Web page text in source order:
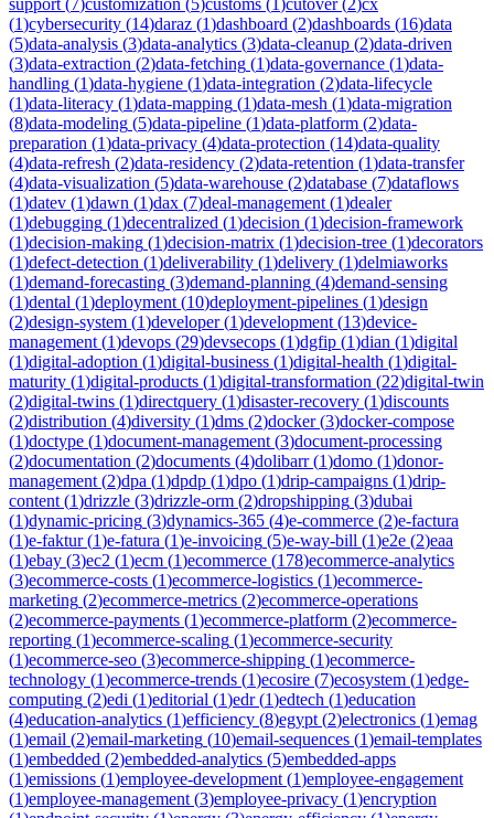
(1)cybersecurity (14)daraz (1)dashboard (2)dashboards (16)data
(5)data-analysis (3)data-analytics (3)data-cleanup (2)data-driven
(3)data-extraction (2)data-fetching (1)data-governance (1)data-
handling (1)data-hygiene (1)data-integration (2)data-lifecycle
(1)data-literacy (1)data-mapping (1)data-mesh (1)data-migration
(8)data-modeling (5)data-pipeline (1)data-platform (2)data-
preparation (1)data-privacy (4)data-protection (14)data-quality
(4)data-refresh (2)data-residency (2)data-retention (1)data-transfer
(4)data-visualization (5)data-warehouse (2)database (7)dataflows
(1)datev (1)dawn (1)dax (7)deal-management (1)dealer
(1)debugging (1)decentralized (1)decision (1)decision-framework
(1)decision-making (1)decision-matrix (1)decision-tree (1)decorators
(1)defect-detection (1)deliverability (1)delivery (1)delmiaworks
(1)demand-forecasting (3)demand-planning (4)demand-sensing
(1)dental (1)deployment (10)deployment-pipelines (1)design
(2)design-system (1)developer(1)development (13)device-
management (1)devops (29)devsecops (1)dgfip (1)dian (1)digital
(1)digital-adoption (1)digital-business (1)digital-health (1)digital-
maturity (1)digital-products (1)digital-transformation (22)digital-twin
(2)digital-twins (1)directquery (1)disaster-recovery (1)discounts
(2)distribution (4)diversity (1)dms (2)docker(3)docker-compose
(1)doctype (1)document-management (3)document-processing
(2)documentation (2)documents (4)dolibarr(1)domo (1)donor-
management (2)dpa (1)dpdp (1)dpo (1)drip-campaigns (1)drip-
content (1)drizzle (3)drizzle-orm (2)dropshipping (3)dubai
(1)dynamic-pricing (3)dynamics-365 (4)e-commerce (2)e-factura
(1)e-faktur(1)e-fatura (1)e-invoicing (5)e-way-bill (1)e2e (2)eaa
(1)ebay (3)ec2 (1)ecm (1)ecommerce (178)ecommerce-analytics
(3)ecommerce-costs (1)ecommerce-logistics (1)ecommerce-
marketing (2)ecommerce-metrics (2)ecommerce-operations
(2)ecommerce-payments (1)ecommerce-platform (2)ecommerce-
reporting (1)ecommerce-scaling (1)ecommerce-security
(1)ecommerce-seo (3)ecommerce-shipping (1)ecommerce-
technology (1)ecommerce-trends (1)ecosire (7)ecosystem (1)edge-
computing (2)edi (1)editorial (1)edr(1)edtech (1)education
(4)education-analytics (1)efficiency (8)egypt (2)electronics (1)emag
(1)email (2)email-marketing (10)email-sequences (1)email-templates
(1)embedded (2)embedded-analytics (5)embedded-apps
(1)emissions (1)employee-development (1)employee-engagement
(1)employee-management (3)employee-privacy (1)encryption